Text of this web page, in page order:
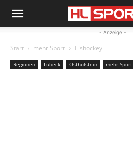
- Anzeige -
Start mehr Sport Eishockey
Regionen Lübeck Ostholstein mehr Sport